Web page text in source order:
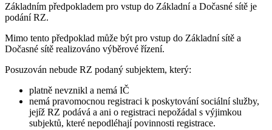
Základním předpokladem pro vstup do Základní a Dočasné sítě je
podání RZ.
Mimo tento předpoklad může být pro vstup do Základní sítě a
Dočasné sítě realizováno výběrové řízení.
Posuzován nebude RZ podaný subjektem, který:
platně nevznikl a nemá IČ
nemá pravomocnou registraci k poskytování sociální služby,
jejíž RZ podává a ani o registraci nepožádal s výjimkou
subjektů, které nepodléhají povinnosti registrace.